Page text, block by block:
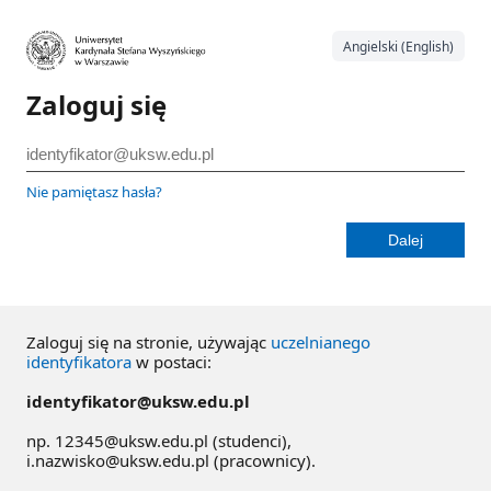
Angielski (English)
Zaloguj się
Nie pamiętasz hasła?
Zaloguj się na stronie, używając uczelnianego
identyfikatora w postaci:
identyfikator@uksw.edu.pl
np. 12345@uksw.edu.pl (studenci),
i.nazwisko@uksw.edu.pl (pracownicy).